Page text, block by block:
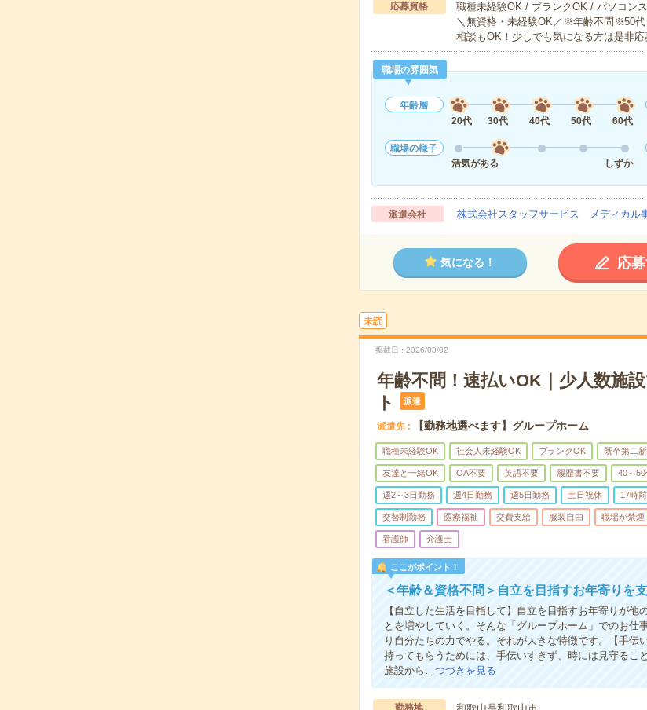
応募資格
職種未経験OK / ブランクOK / パソコン
＼無資格・未経験OK／※年齢不問※50
相談もOK！少しでも気になる方は是非
職場の雰囲気
年齢層
20代
30代 40代 50代 60代
職場の様子
活気がある
しずか
派遣会社 株式会社スタッフサービス メディカル
気になる！ 応
未読
掲載日 2026/08/02
年齢不問！速払いOK｜少人数施
ト
派遣
派遣先 【勤務地選べます】グループホーム
職種未経験OK 社会人未経験OK ブランクOK 既卒第二
友達と一緒OK OA不要 英語不要 履歴書不要 40～
週2～3日勤務 週4日勤務 週5日勤務 土日祝休 17時
交替制勤務 医療福祉 交費支給 服装自由 職場が禁煙
看護師 介護士
ここがポイント！
＜年齢＆資格不問＞自立を目指すお年寄りを
【自立した生活を目指して】自立を目指すお年寄りが
とを増やしていく。そんな「グループホーム」でのお
り自分たちの力でやる。それが大きな特徴です。【手
持ってもらうためには、手伝いすぎず、時には見守るこ
施設から…つづきを見る
勤務地